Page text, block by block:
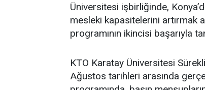
Üniversitesi işbirliğinde,
mesleki kapasitelerini artırmak
programının ikincisi başarıyla
KTO Karatay Üniversitesi
Ağustos tarihleri arasında